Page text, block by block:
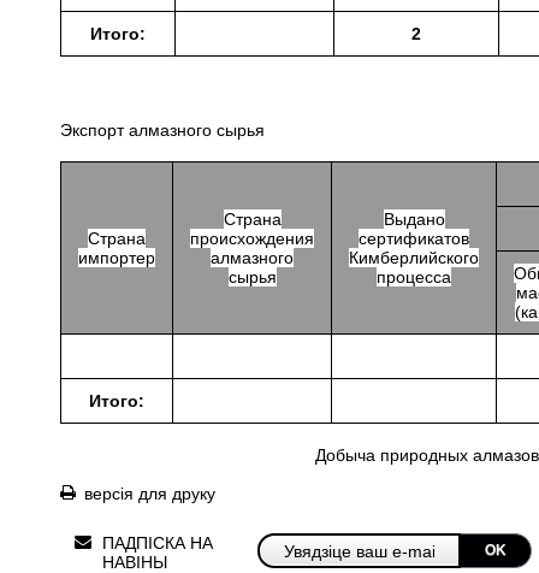
Итого: 2
Экспорт алмазного сырья
Страна
импортер
Страна
происхождения
алмазного
сырья
Выдано
сертификатов
Кимберлийского
процесса
Итого:
Добыча природных
версія для друку
ПАДПІСКА НА
НАВІНЫ
OK